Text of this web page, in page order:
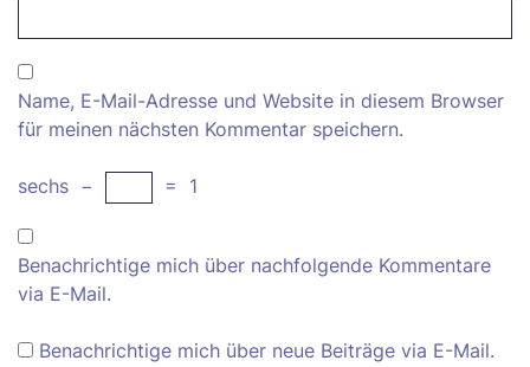
Name, E-Mail-Adresse und Website in diesem Browser
für meinen nächsten Kommentar speichern.
sechs − = 1
Benachrichtige mich über nachfolgende Kommentare
via E-Mail.
Benachrichtige mich über neue Beiträge via E-Mail.